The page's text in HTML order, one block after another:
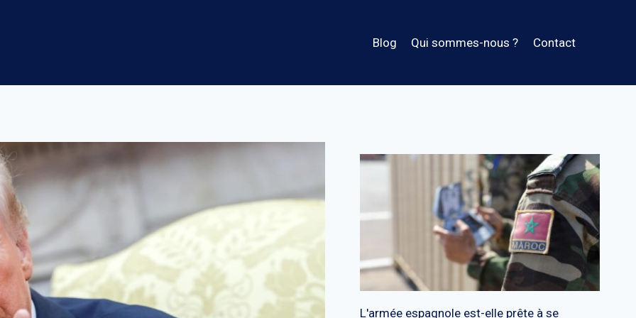
Blog Qui sommes-nous ? Contact
L'armée espagnole est-elle prête à se